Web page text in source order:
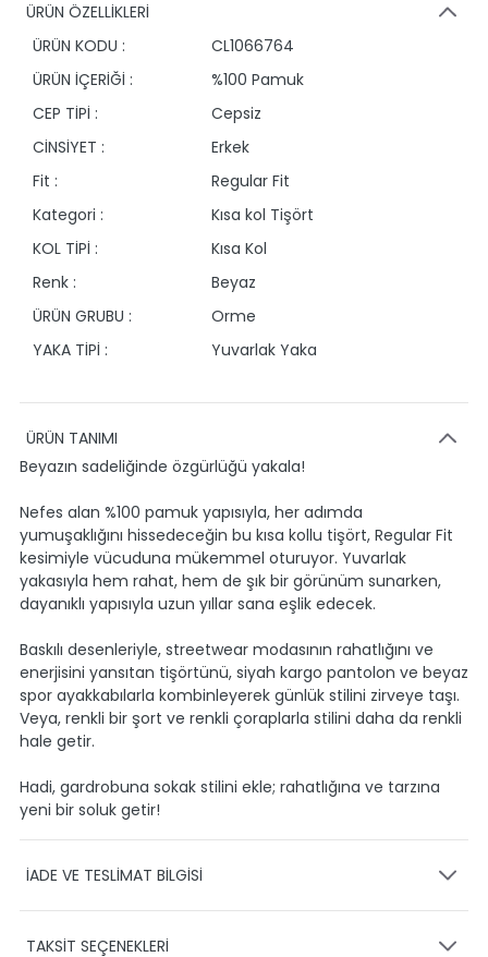
ÜRÜN ÖZELLİKLERİ
ÜRÜN KODU :
CL1066764
ÜRÜN İÇERİĞİ :
%100 Pamuk
CEP TİPİ :
Cepsiz
CİNSİYET :
Erkek
Fit :
Regular Fit
Kategori :
Kısa kol Tişört
KOL TİPİ :
Kısa Kol
Renk :
Beyaz
ÜRÜN GRUBU :
Orme
YAKA TİPİ :
Yuvarlak Yaka
ÜRÜN TANIMI
Beyazın sadeliğinde özgürlüğü yakala!
Nefes alan %100 pamuk yapısıyla, her adımda
yumuşaklığını hissedeceğin bu kısa kollu tişört, Regular Fit
kesimiyle vücuduna mükemmel oturuyor. Yuvarlak
yakasıyla hem rahat, hem de şık bir görünüm sunarken,
dayanıklı yapısıyla uzun yıllar sana eşlik edecek.
Baskılı desenleriyle, streetwear modasının rahatlığını ve
enerjisini yansıtan tişörtünü, siyah kargo pantolon ve beyaz
spor ayakkabılarla kombinleyerek günlük stilini zirveye taşı.
Veya, renkli bir şort ve renkli çoraplarla stilini daha da renkli
hale getir.
Hadi, gardrobuna sokak stilini ekle; rahatlığına ve tarzına
yeni bir soluk getir!
İADE VE TESLİMAT BİLGİSİ
Ürünlerinizin gönderimini anlaşmalı olduğumuz PTT,
TAKSİT SEÇENEKLERİ